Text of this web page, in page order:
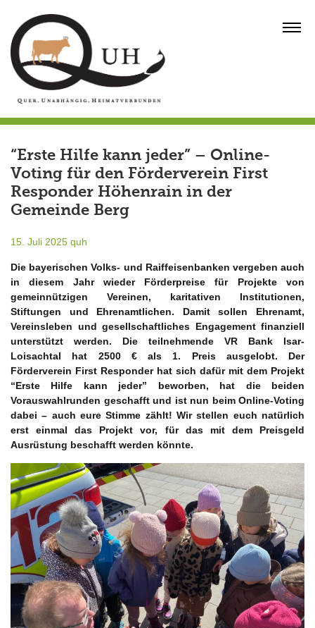
content
“Erste Hilfe kann jeder” – Online-
Voting für den Förderverein First
Responder Höhenrain in der
Gemeinde Berg
15. Juli 2025 quh
Die bayerischen Volks- und Raiffeisenbanken vergeben auch
in diesem Jahr wieder Förderpreise für Projekte von
gemeinnützigen Vereinen, karitativen Institutionen,
Stiftungen und Ehrenamtlichen. Damit sollen Ehrenamt,
Vereinsleben und gesellschaftliches Engagement finanziell
unterstützt werden. Die teilnehmende VR Bank Isar-
Loisachtal hat 2500 € als 1. Preis ausgelobt. Der
Förderverein First Responder hat sich dafür mit dem Projekt
“Erste Hilfe kann jeder” beworben, hat die beiden
Vorauswahlrunden geschafft und ist nun beim Online-Voting
dabei – auch eure Stimme zählt! Wir stellen euch natürlich
erst einmal das Projekt vor, für das mit dem Preisgeld
Ausrüstung beschafft werden könnte.